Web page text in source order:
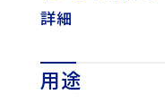
詳細
用途